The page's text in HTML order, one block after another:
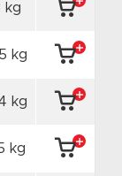
kg
kg
kg
kg